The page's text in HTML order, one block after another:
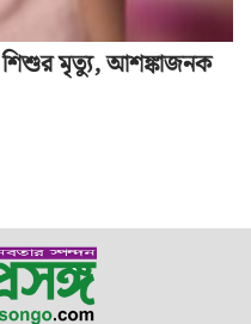
শিশুর মৃত্যু, আশঙ্কাজনক